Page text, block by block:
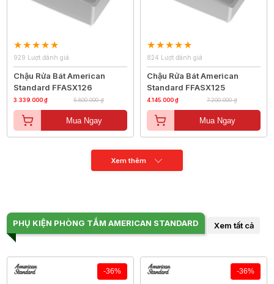
929 Lượt đánh giá
Chậu Rửa Bát American
Standard FFASX126
3.339.000 ₫ 5.800.000 ₫
Mua Ngay
824 Lượt đánh giá
Chậu Rửa Bát American
Standard FFASX125
4.145.000 ₫ 7.200.000 ₫
Mua Ngay
Xem thêm
PHỤ KIỆN PHÒNG TẮM AMERICAN STANDARD Xem tất cả
-36% -36%